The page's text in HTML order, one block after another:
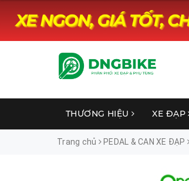
THƯƠNG HIỆU XE ĐẠP
Trang chủ PEDAL & CAN XE ĐẠP